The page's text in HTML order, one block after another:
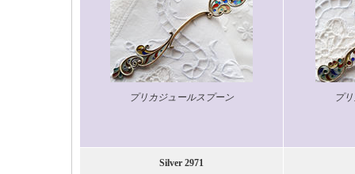
プリカジュールスプーン プ
Silver 2971